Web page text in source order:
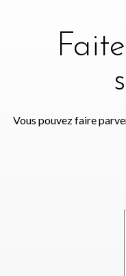
Vous pouvez faire